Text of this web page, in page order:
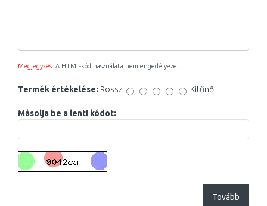
Megjegyzés: A HTML-kód használata nem engedélyezett!
Termék értékelése: Rossz Kitűnő
Másolja be a lenti kódot:
Tovább